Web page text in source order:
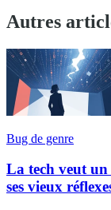
Autres
Bug de genre
La tech veut un
ses vieux